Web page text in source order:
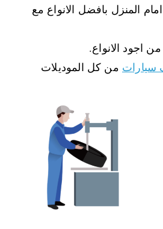
المنزل بافضل الانواع مع
اجود الانواع.
سيارات من كل الموديلات